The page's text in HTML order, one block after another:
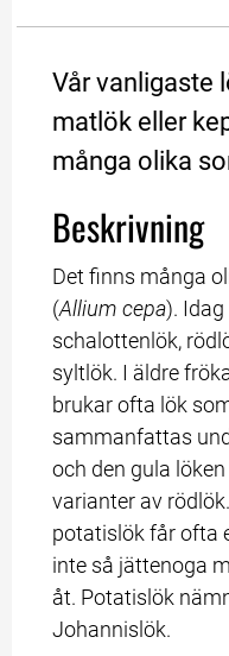
Vår vanligaste
matlök eller
många olika
Beskrivning
Det finns många
(Allium cepa).
schalottenlök,
syltlök. I äldre
brukar ofta lök
sammanfattas
och den gula
varianter av
potatislök får ofta
inte så jättenoga
åt. Potatislök
Johannislök.